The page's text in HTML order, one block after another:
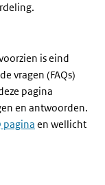
is eind
vragen (FAQs)
pagina
en antwoorden.
pagina en wellicht